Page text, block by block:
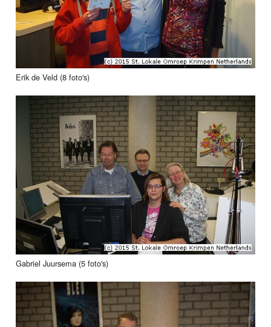
Erik de Veld (8 foto's)
Gabriel Juursema (5 foto's)